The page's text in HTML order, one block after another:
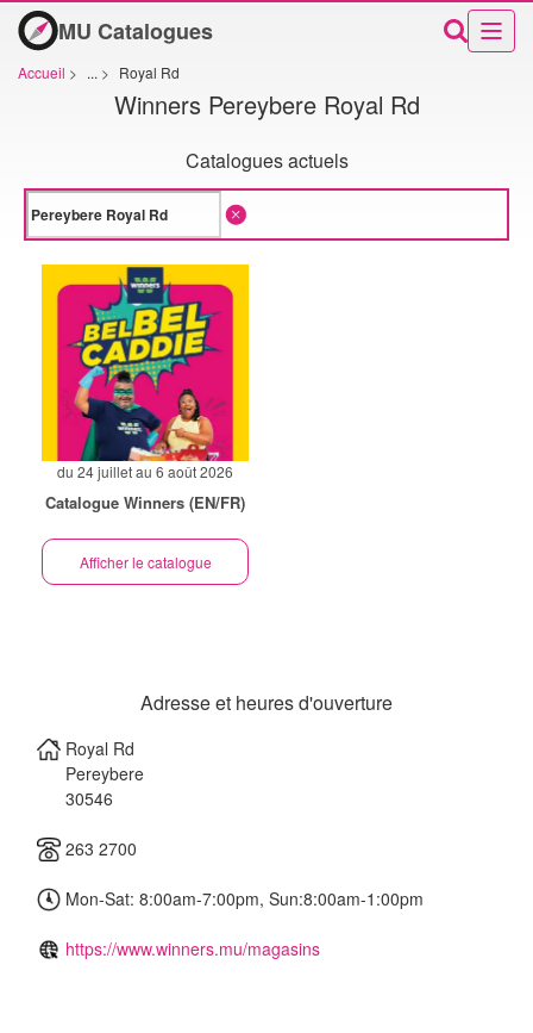
MU Catalogues
Accueil > ... > Royal Rd
Winners Pereybere Royal Rd
Catalogues actuels
du 24 juillet au 6 août 2026
Catalogue Winners (EN/FR)
Afficher le catalogue
Adresse et heures d'ouverture
Royal Rd
Pereybere
30546
263 2700
Mon-Sat: 8:00am-7:00pm, Sun:8:00am-1:00pm
https://www.winners.mu/magasins